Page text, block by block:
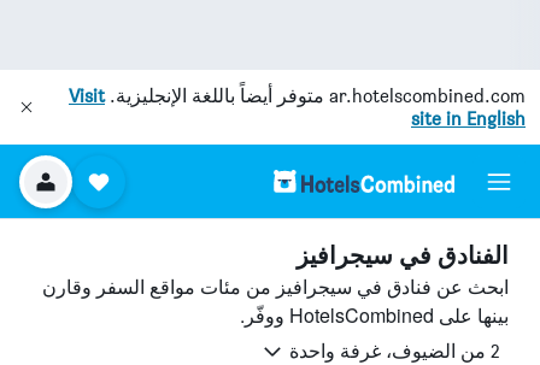
ar.hotelscombined.com متوفر أيضاً باللغة الإنجليزية.Visit
site in English
الفنادق في سيجرافيز
ابحث عن فنادق في سيجرافيز من مئات مواقع السفر وقارن
بينها على HotelsCombined ووفّر.
2 من الضيوف، غرفة واحدة